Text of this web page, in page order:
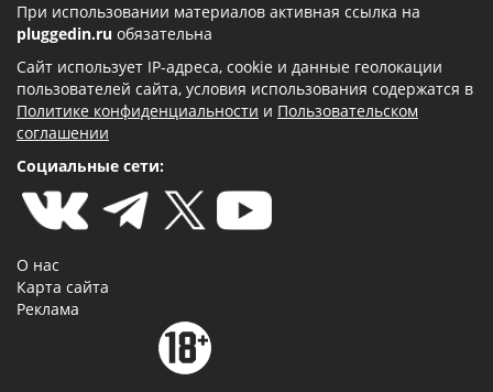
При использовании материалов активная ссылка на
pluggedin.ru обязательна
Сайт использует IP-адреса, cookie и данные геолокации
пользователей сайта, условия использования содержатся в
Политике конфиденциальности и Пользовательском
соглашении
Социальные сети:
О нас
Карта сайта
Реклама